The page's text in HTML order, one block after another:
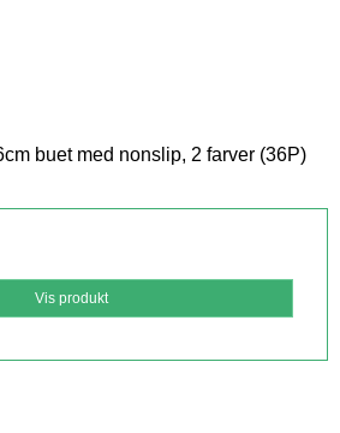
buet med nonslip, 2 farver (36P)
Vis produkt